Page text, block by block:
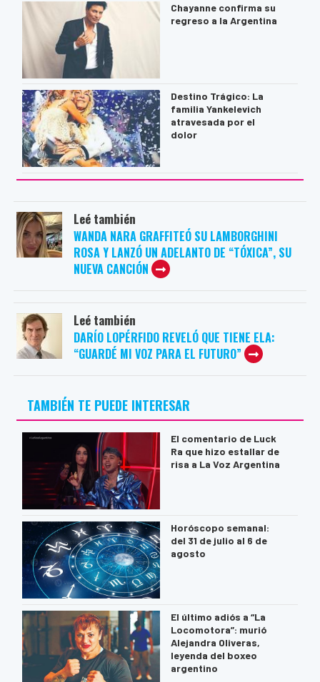
Chayanne confirma su
regreso a la Argentina
Destino Trágico: La
familia Yankelevich
atravesada por el
dolor
Leé también
WANDA NARA GRAFFITEÓ SU LAMBORGHINI
ROSA Y LANZÓ UN ADELANTO DE “TÓXICA”, SU
NUEVA CANCIÓN
Leé también
DARÍO LOPÉRFIDO REVELÓ QUE TIENE ELA:
“GUARDÉ MI VOZ PARA EL FUTURO”
TAMBIÉN TE PUEDE INTERESAR
El comentario de Luck
Ra que hizo estallar de
risa a La Voz Argentina
Horóscopo semanal:
del 31 de julio al 6 de
agosto
El último adiós a “La
Locomotora”: murió
Alejandra Oliveras,
leyenda del boxeo
argentino